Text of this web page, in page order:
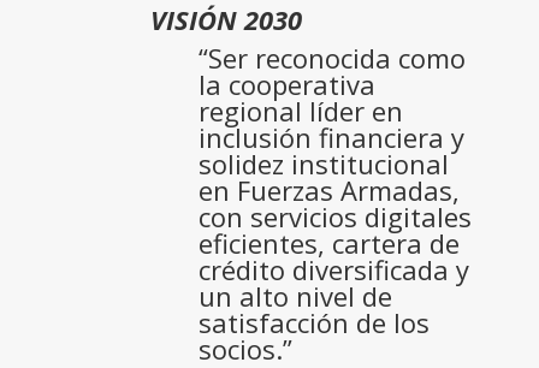
VISIÓN 2030
“Ser reconocida como
la cooperativa
regional líder en
inclusión financiera y
solidez institucional
en Fuerzas Armadas,
con servicios digitales
eficientes, cartera de
crédito diversificada y
un alto nivel de
satisfacción de los
socios.”